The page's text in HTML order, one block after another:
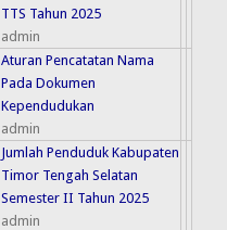
TTS Tahun 2025
admin
Aturan Pencatatan Nama
Pada Dokumen
Kependudukan
admin
Jumlah Penduduk Kabupaten
Timor Tengah Selatan
Semester II Tahun 2025
admin